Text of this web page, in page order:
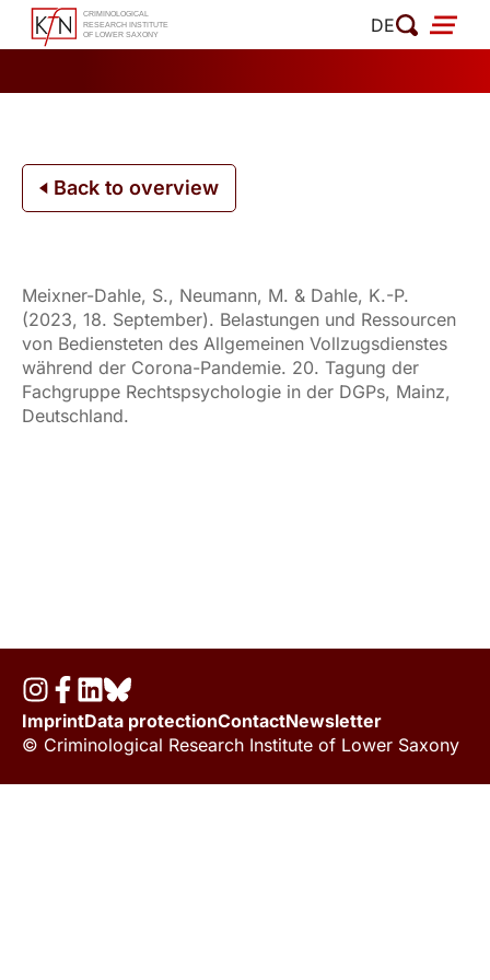
Skip
DE
Back to overview
Meixner-Dahle, S., Neumann, M. & Dahle, K.-P.
(2023, 18. September). Belastungen und Ressourcen
von Bediensteten des Allgemeinen Vollzugsdienstes
während der Corona-Pandemie. 20. Tagung der
Fachgruppe Rechtspsychologie in der DGPs, Mainz,
Deutschland.
ImprintData protectionContactNewsletter
© Criminological Research Institute of Lower Saxony